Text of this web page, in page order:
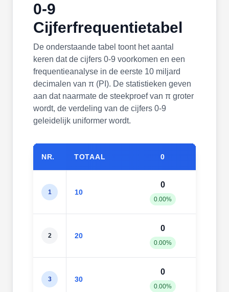
0-9
Cijferfrequentietabel
De onderstaande tabel toont het aantal
keren dat de cijfers 0-9 voorkomen en een
frequentieanalyse in de eerste 10 miljard
decimalen van π (PI). De statistieken geven
aan dat naarmate de steekproef van π groter
wordt, de verdeling van de cijfers 0-9
geleidelijk uniformer wordt.
NR. TOTAAL 0
1 10
0
0.00%
2 20
0
0.00%
3 30
0
0.00%